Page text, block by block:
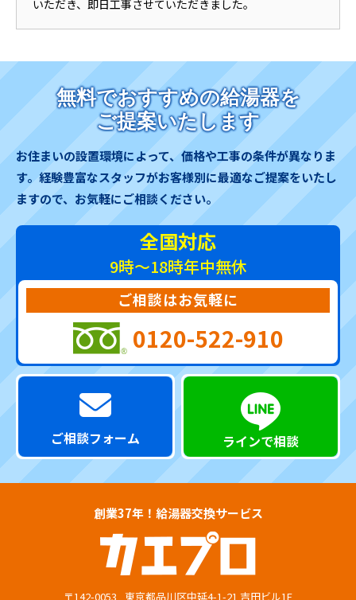
いただき、即日工事させていただきました。
無料でおすすめの給湯器を
ご提案いたします
お住まいの設置環境によって、価格や工事の条件が異なりま
す。 経験豊富なスタッフがお客様別に最適なご提案をいたし
ますので、お気軽にご相談ください。
全国対応
9時～18時年中無休
ご相談はお気軽に
0120-522-910
ご相談フォーム ラインで相談
創業37年！給湯器交換サービス
〒142-0053 東京都品川区中延4-1-21 吉田ビル1F